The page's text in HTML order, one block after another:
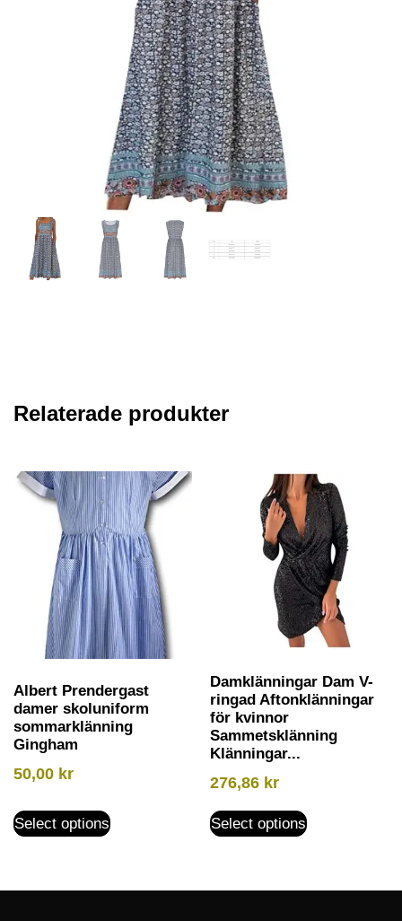
Relaterade produkter
Albert Prendergast
damer skoluniform
sommarklänning
Gingham
50,00 kr
Select options
Damklänningar Dam V-
ringad Aftonklänningar
för kvinnor
Sammetsklänning
Klänningar...
276,86 kr
Select options